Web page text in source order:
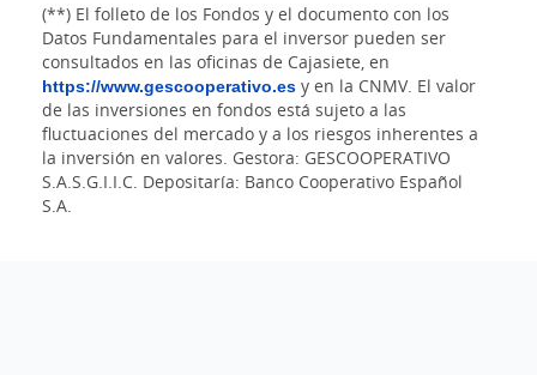
(**) El folleto de los Fondos y el documento con los
Datos Fundamentales para el inversor pueden ser
consultados en las oficinas de Cajasiete, en
https://www.gescooperativo.es y en la CNMV. El valor
de las inversiones en fondos está sujeto a las
fluctuaciones del mercado y a los riesgos inherentes a
la inversión en valores. Gestora: GESCOOPERATIVO
S.A.S.G.I.I.C. Depositaría: Banco Cooperativo Español
S.A.